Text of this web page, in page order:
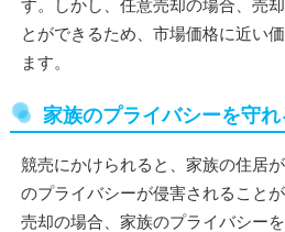
す。しかし、任意売却の場合、売
とができるため、市場価格に近い
ます。
家族のプライバシーを守れ
競売にかけられると、家族の住居
のプライバシーが侵害されること
売却の場合、家族のプライバシー